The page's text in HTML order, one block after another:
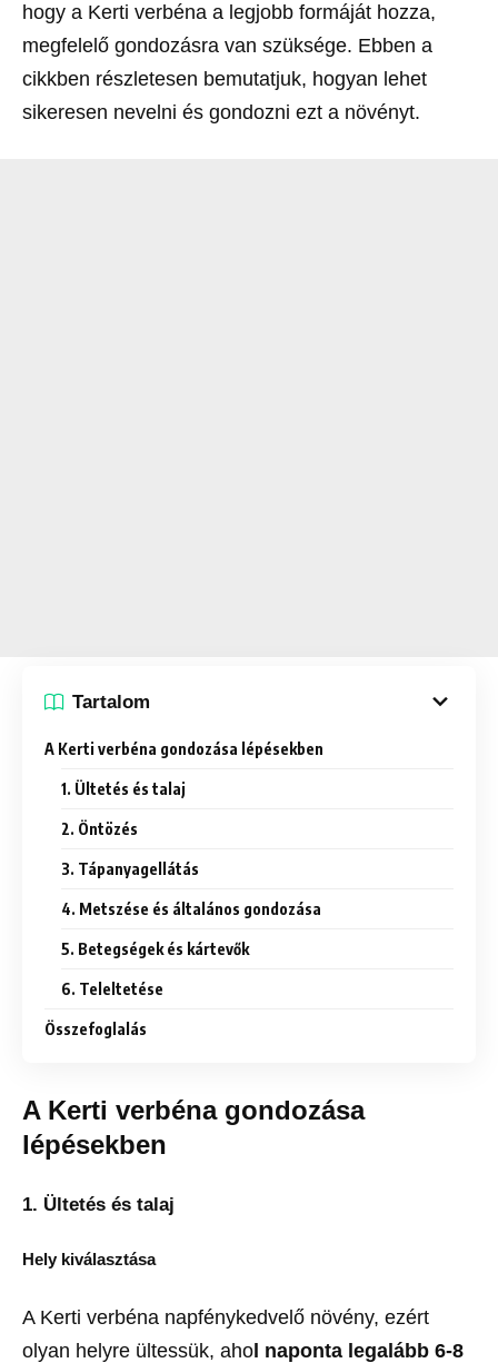
hogy a Kerti verbéna a legjobb formáját hozza,
megfelelő gondozásra van szüksége. Ebben a
cikkben részletesen bemutatjuk, hogyan lehet
sikeresen nevelni és gondozni ezt a növényt.
Tartalom
A Kerti verbéna gondozása lépésekben
1. Ültetés és talaj
2. Öntözés
3. Tápanyagellátás
4. Metszése és általános gondozása
5. Betegségek és kártevők
6. Teleltetése
Összefoglalás
A Kerti verbéna gondozása
lépésekben
1. Ültetés és talaj
Hely kiválasztása
A Kerti verbéna napfénykedvelő növény, ezért
olyan helyre ültessük, aho l naponta legalább 6-8